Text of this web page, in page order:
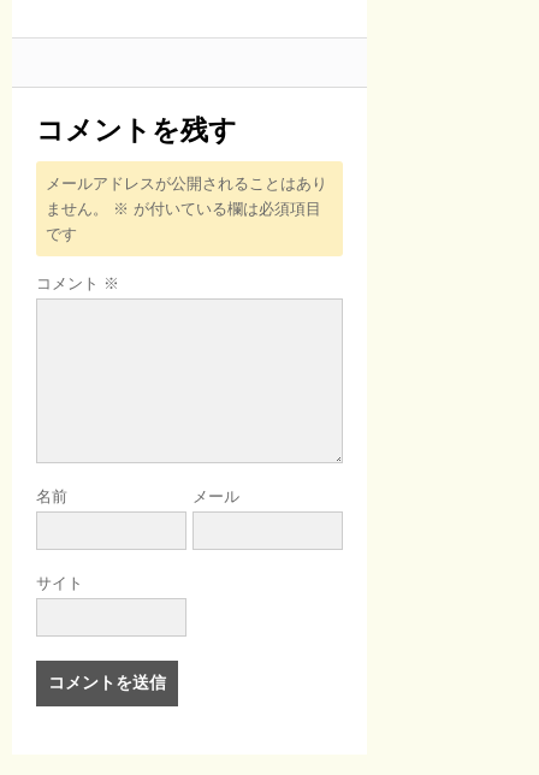
コメントを残す
メールアドレスが公開されることはあり
ません。
※ が付いている欄は必須項目
です
コメント ※
名前 メール
サイト